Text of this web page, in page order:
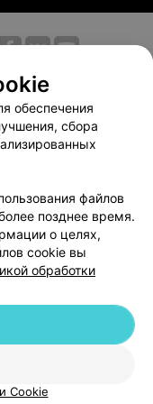
видят свою
рекламы
договор
Способы оплаты
cookie
данных
| help@103.by
обеспечения
сбора
файлов
позднее время.
о целях,
cookie вы
обработки
Cookie